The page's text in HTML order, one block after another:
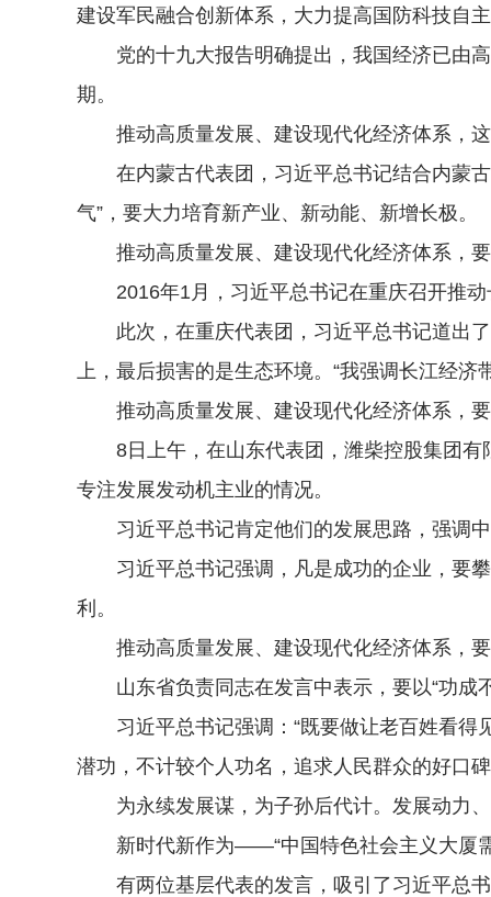
建设军民融合创新体系，大力提高国防科技自
党的十九大报告明确提出，我国经济已由高
期。
推动高质量发展、建设现代化经济体系，这
在内蒙古代表团，习近平总书记结合内蒙古
气”，要大力培育新产业、新动能、新增长极。
推动高质量发展、建设现代化经济体系，要
2016年1月，习近平总书记在重庆召开推动
此次，在重庆代表团，习近平总书记道出了
上，最后损害的是生态环境。“我强调长江经
推动高质量发展、建设现代化经济体系，要
8日上午，在山东代表团，潍柴控股集团有
专注发展发动机主业的情况。
习近平总书记肯定他们的发展思路，强调中
习近平总书记强调，凡是成功的企业，要攀
利。
推动高质量发展、建设现代化经济体系，要
山东省负责同志在发言中表示，要以“功成不
习近平总书记强调：“既要做让老百姓看得
潜功，不计较个人功名，追求人民群众的好口
为永续发展谋，为子孙后代计。发展动力、
新时代新作为——“中国特色社会主义大厦需
有两位基层代表的发言，吸引了习近平总书